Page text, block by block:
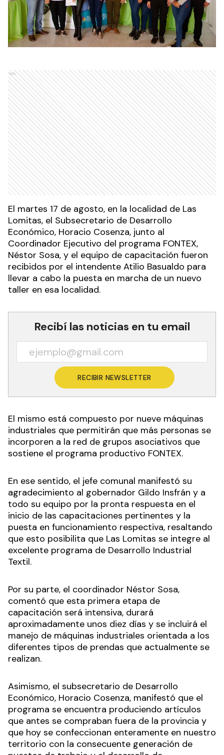
Ads
El martes 17 de agosto, en la localidad de Las
Lomitas, el Subsecretario de Desarrollo
Económico, Horacio Cosenza, junto al
Coordinador Ejecutivo del programa FONTEX,
Néstor Sosa, y el equipo de capacitación fueron
recibidos por el intendente Atilio Basualdo para
llevar a cabo la puesta en marcha de un nuevo
taller en esa localidad.
Recibí las noticias en tu email
RECIBIR NEWSLETTER
El mismo está compuesto por nueve máquinas
industriales que permitirán que más personas se
incorporen a la red de grupos asociativos que
sostiene el programa productivo FONTEX.
En ese sentido, el jefe comunal manifestó su
agradecimiento al gobernador Gildo Insfrán y a
todo su equipo por la pronta respuesta en el
inicio de las capacitaciones pertinentes y la
puesta en funcionamiento respectiva, resaltando
que esto posibilita que Las Lomitas se integre al
excelente programa de Desarrollo Industrial
Textil.
Por su parte, el coordinador Néstor Sosa,
comentó que esta primera etapa de
capacitación será intensiva, durará
aproximadamente unos diez días y se incluirá el
manejo de máquinas industriales orientada a los
diferentes tipos de prendas que actualmente se
realizan.
Asimismo, el subsecretario de Desarrollo
Económico, Horacio Cosenza, manifestó que el
programa se encuentra produciendo artículos
que antes se compraban fuera de la provincia y
que hoy se confeccionan enteramente en nuestro
territorio con la consecuente generación de